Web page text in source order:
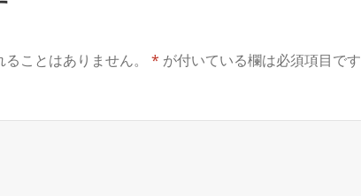
ことはありません。 * が付いている欄は必須項目です